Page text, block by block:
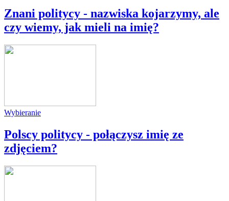
Znani politycy - nazwiska kojarzymy, ale
czy wiemy, jak mieli na imię?
Wybieranie
Polscy politycy - połączysz imię ze
zdjęciem?